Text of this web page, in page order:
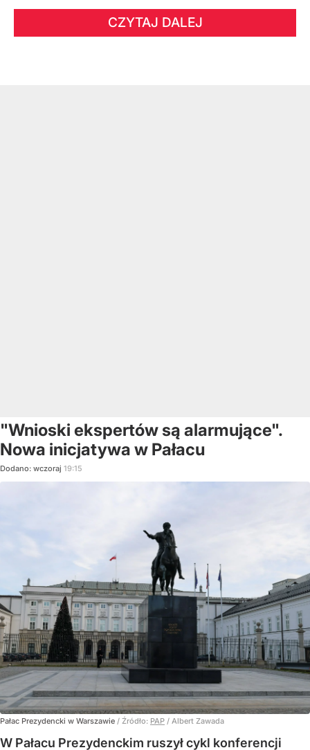
CZYTAJ DALEJ
"Wnioski ekspertów są alarmujące".
Nowa inicjatywa w Pałacu
Dodano: wczoraj 19:15
Pałac Prezydencki w Warszawie / Źródło: PAP / Albert Zawada
W Pałacu Prezydenckim ruszył cykl konferencji